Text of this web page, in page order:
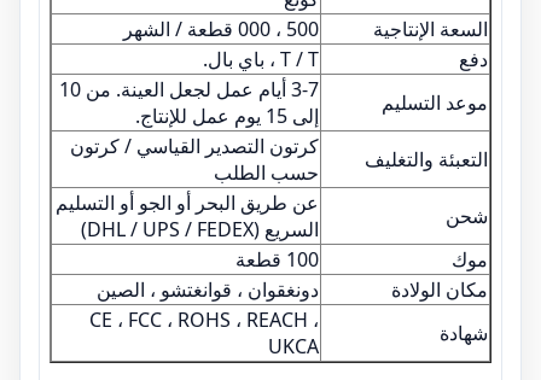
السعة الإنتاجية
500 ، 000 قطعة / الشهر
دفع
T / T ، باي بال.
موعد التسليم
3-7 أيام عمل لجعل العينة. من 10
إلى 15 يوم عمل للإنتاج.
التعبئة والتغليف
كرتون التصدير القياسي / كرتون
حسب الطلب
شحن
عن طريق البحر أو الجو أو التسليم
السريع (DHL / UPS / FEDEX)
موك
100 قطعة
مكان الولادة
دونغقوان ، قوانغتشو ، الصين
شهادة
CE ، FCC ، ROHS ، REACH ،
UKCA